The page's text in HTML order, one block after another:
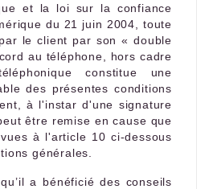
et la loi sur la confiance
du 21 juin 2004, toute
le client par son « double
au téléphone, hors cadre
constitue une
des présentes conditions
à l'instar d'une signature
être remise en cause que
à l'article 10 ci-dessous
générales.
a bénéficié des conseils